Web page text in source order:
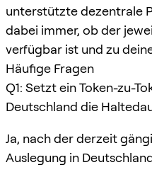
unterstützte dezentrale
dabei immer, ob der
verfügbar ist und zu
Häufige Fragen
Q1: Setzt ein Token-zu-
Deutschland die
Ja, nach der derzeit
Auslegung in